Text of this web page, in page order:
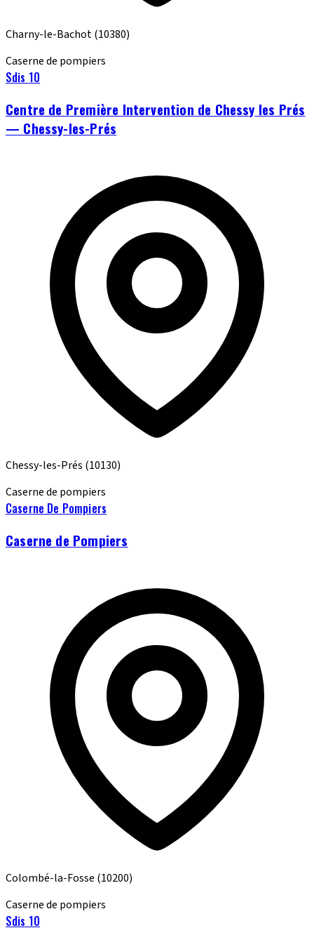
Charny-le-Bachot(10380)
Caserne de pompiers
Sdis 10
Centre de Première Intervention de Chessy les Prés
— Chessy-les-Prés
Chessy-les-Prés (10130)
Caserne de pompiers
Caserne De Pompiers
Caserne de Pompiers
Colombé-la-Fosse (10200)
Caserne de pompiers
Sdis 10